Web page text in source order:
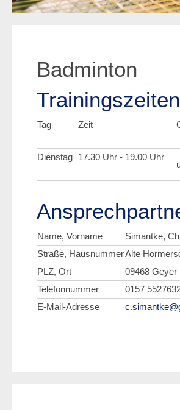
Badminton
Tag Zeit
Dienstag 17.30 Uhr - 19.00 Uhr
Name, Vorname
Simantke,
Straße, HausnummerAlte
PLZ, Ort
09468 Geyer
Telefonnummer
0157
E-Mail-Adresse